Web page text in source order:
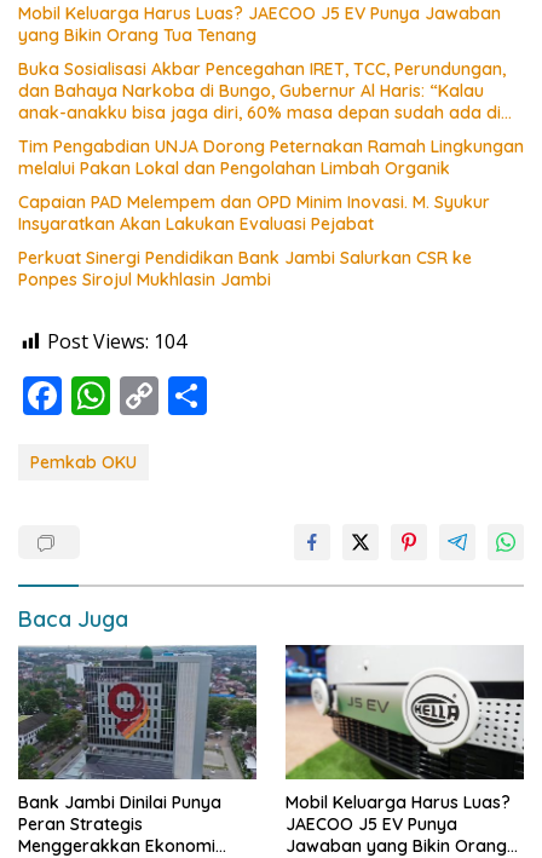
Mobil Keluarga Harus Luas? JAECOO J5 EV Punya Jawaban
yang Bikin Orang Tua Tenang
Buka Sosialisasi Akbar Pencegahan IRET, TCC, Perundungan,
dan Bahaya Narkoba di Bungo, Gubernur Al Haris: “Kalau
anak-anakku bisa jaga diri, 60% masa depan sudah ada di
Tim Pengabdian UNJA Dorong Peternakan Ramah Lingkungan
melalui Pakan Lokal dan Pengolahan Limbah Organik
Capaian PAD Melempem dan OPD Minim Inovasi. M. Syukur
Insyaratkan Akan Lakukan Evaluasi Pejabat
Perkuat Sinergi Pendidikan Bank Jambi Salurkan CSR ke
Ponpes Sirojul Mukhlasin Jambi
Post Views: 104
F
e
o
k
W
at
p
p
C
n
Pemkab OKU
Baca Juga
Bank Jambi Dinilai Punya
Peran Strategis
Menggerakkan Ekonomi
Mobil Keluarga Harus Luas?
JAECOO J5 EV Punya
Jawaban yang Bikin Orang